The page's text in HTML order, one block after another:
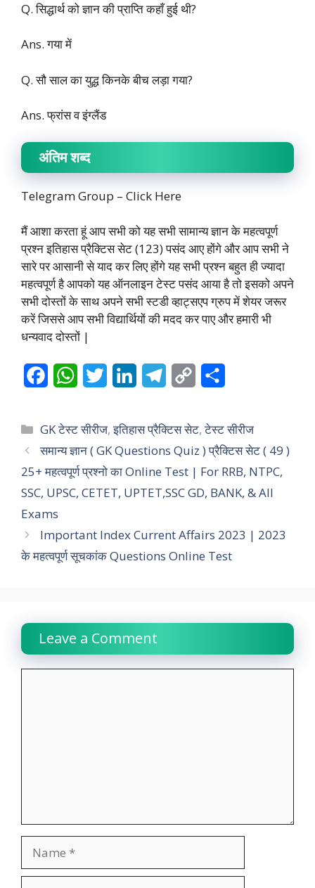
Q. सिद्धार्थ को ज्ञान की प्राप्ति कहाँ हुई थी?
Ans. गया में
Q. सौ साल का युद्ध किनके बीच लड़ा गया?
Ans. फ्रांस व इंग्लैंड
अंतिम शब्द
Telegram Group – Click Here
मैं आशा करता हूं आप सभी को यह सभी सामान्य ज्ञान के महत्वपूर्ण
प्रश्न इतिहास प्रैक्टिस सेट (123) पसंद आए होंगे और आप सभी ने
सारे पर आसानी से याद कर लिए होंगे यह सभी प्रश्न बहुत ही ज्यादा
महत्वपूर्ण है आपको यह ऑनलाइन टेस्ट पसंद आया है तो इसको अपने
सभी दोस्तों के साथ अपने सभी स्टडी व्हाट्सएप ग्रुप में शेयर जरूर
करें जिससे आप सभी विद्यार्थियों की मदद कर पाए और हमारी भी
धन्यवाद दोस्तों |
c
e
b
o
o
k
W
a
t
s
A
p
i
t
t
e
n
k
e
d
n
l
e
g
r
m
p
y
L
i
k
a
r
e
Categories
GK टेस्ट सीरीज,इतिहास प्रैक्टिस सेट,टेस्ट सीरीज
समान्य ज्ञान ( GK Questions Quiz ) प्रैक्टिस सेट ( 49 )
25+ महत्वपूर्ण प्रश्नो का Online Test | For RRB, NTPC,
SSC, UPSC, CETET, UPTET,SSC GD, BANK, & All
Exams
Important Index Current Affairs 2023 | 2023
के महत्वपूर्ण सूचकांक Questions Online Test
Leave a Comment